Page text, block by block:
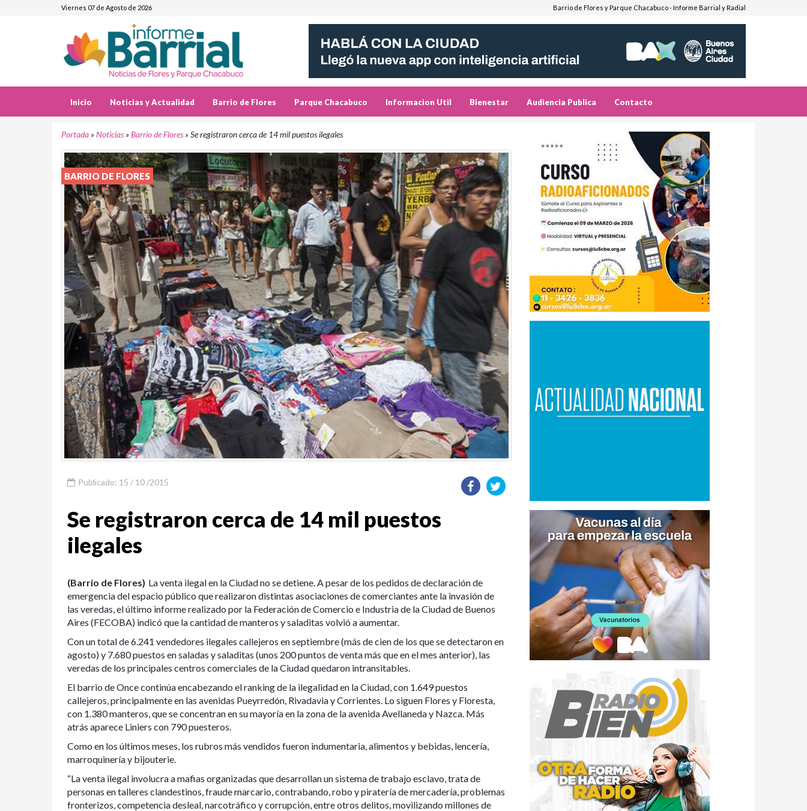
Viernes 07 de Agosto de 2026 Barrio de Flores y Parque Chacabuco - Informe Barrial y Radial
Inicio Noticias y Actualidad Barrio de Flores Parque Chacabuco Informacion Util Bienestar Audiencia Publica Contacto
Portada »Noticias »Barrio de Flores »Se registraron cerca de 14 mil puestos ilegales
BARRIO DE FLORES
Publicado: 15 / 10 /2015
Se registraron cerca de 14 mil puestos
ilegales
(Barrio de Flores) La venta ilegal en la Ciudad no se detiene. A pesar de los pedidos de declaración de
emergencia del espacio público que realizaron distintas asociaciones de comerciantes ante la invasión de
las veredas, el último informe realizado por la Federación de Comercio e Industria de la Ciudad de Buenos
Aires (FECOBA) indicó que la cantidad de manteros y saladitas volvió a aumentar.
Con un total de 6.241 vendedores ilegales callejeros en septiembre (más de cien de los que se detectaron en
agosto) y 7.680 puestos en saladas y saladitas (unos 200 puntos de venta más que en el mes anterior), las
veredas de los principales centros comerciales de la Ciudad quedaron intransitables.
El barrio de Once continúa encabezando el ranking de la ilegalidad en la Ciudad, con 1.649 puestos
callejeros, principalmente en las avenidas Pueyrredón, Rivadavia y Corrientes. Lo siguen Flores y Floresta,
con 1.380 manteros, que se concentran en su mayoría en la zona de la avenida Avellaneda y Nazca. Más
atrás aparece Liniers con 790 puesteros.
Como en los últimos meses, los rubros más vendidos fueron indumentaria, alimentos y bebidas, lencería,
marroquinería y bijouterie.
“La venta ilegal involucra a mafias organizadas que desarrollan un sistema de trabajo esclavo, trata de
personas en talleres clandestinos, fraude marcario, contrabando, robo y piratería de mercadería, problemas
fronterizos, competencia desleal, narcotráfico y corrupción, entre otros delitos, movilizando millones de